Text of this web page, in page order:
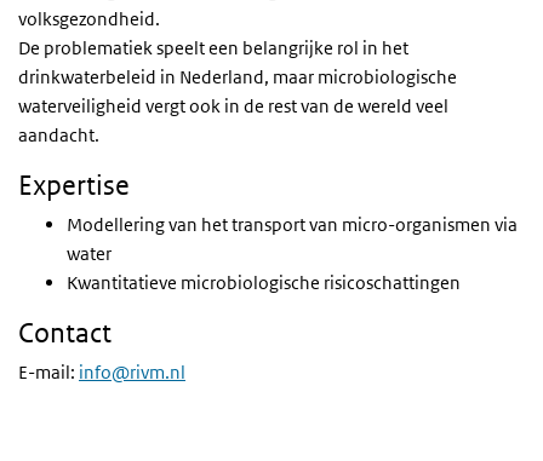
volksgezondheid.
De problematiek speelt een belangrijke rol in het
drinkwaterbeleid in Nederland, maar microbiologische
waterveiligheid vergt ook in de rest van de wereld veel
aandacht.
Expertise
Modellering van het transport van micro-organismen via
water
Kwantitatieve microbiologische risicoschattingen
Contact
E-mail: info@rivm.nl